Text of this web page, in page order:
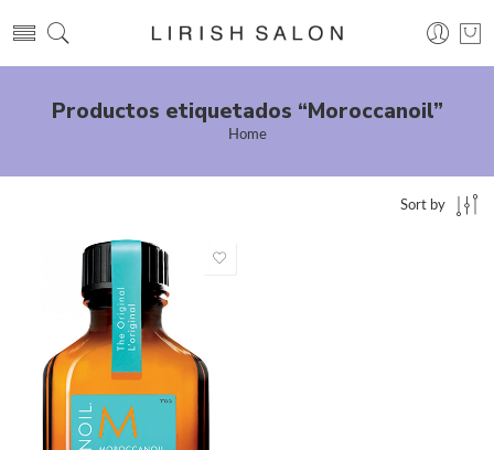
Productos etiquetados “Moroccanoil”
Home
Sort by